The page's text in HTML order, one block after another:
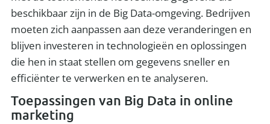
beschikbaar zijn in de Big Data-omgeving. Bedrijven
moeten zich aanpassen aan deze veranderingen en
blijven investeren in technologieën en oplossingen
die hen in staat stellen om gegevens sneller en
efficiënter te verwerken en te analyseren.
Toepassingen van Big Data in online
marketing